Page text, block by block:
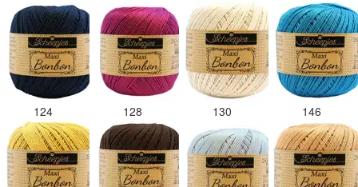
124 128 130 146